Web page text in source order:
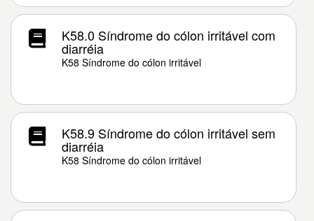
K58.0 Síndrome do cólon irritável com
diarréia
K58 Síndrome do cólon irritável
K58.9 Síndrome do cólon irritável sem
diarréia
K58 Síndrome do cólon irritável